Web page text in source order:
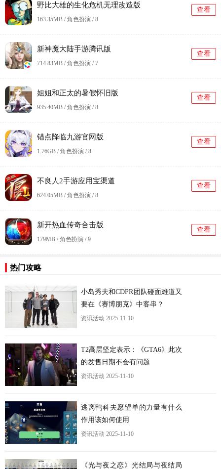
野比大雄的生化危机无理改造版
163.35MB / 角色扮演 /8
查看
新神魔大陆手游腾讯版
714.83MB / 角色扮演 /7
查看
姐姐和正太的暑假怀旧版
935.40MB / 角色扮演 /8
查看
锚点降临九游官网版
1.76GB / 角色扮演 /8
查看
不良人2手游应用宝渠道
624.05MB / 角色扮演 /8
查看
新开热血传奇合击版
179MB / 角色扮演 /9
查看
热门攻略
小岛秀夫和CDPR团队碰面难道又
要在《赛博朋克》中客串？
资讯活动 2025-11-10
T2高层坚定表示：《GTA6》此次
的发售日期不会有问题
资讯活动 2025-11-10
逃离鸭科夫愿望单的力量有什么
作用该如何使用
资讯活动 2025-11-10
《光与夜之恋》光结局与夜结局